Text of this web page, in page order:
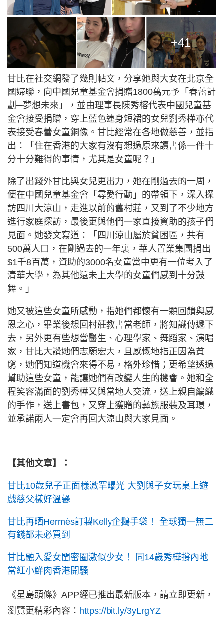
+41
甘比在社交網發了幾則帖文，分享她與大女在北京全
國婦聯，向中國兒童基金會捐贈1800萬元予「春蕾計
劃─夢想未來」，並由理事長陳秀榕代表中國兒童基
金會接受捐贈，穿上藍色連身短裙的女兒劉秀樺亦代
表接受春蕾女童銅像。甘比經常在各地做慈善，並指
出：「住在香港的大家有沒有想過原來讀書係一件十
分十分難得的事情，尤其是女童呢？」
除了出錢外甘比與女兒更出力，她在剛過去的一周，
便在中國兒童基金會「尋愛行動」的帶領下，深入探
訪四川大涼山，走進以前的舊村莊，又到了不少地方
進行家庭探訪，最後更與他們一家直接資助的孩子們
見面。她發文寫道：「四川涼山屬於貧困區，共有
500萬人口，在剛過去的一年裏，華人置業集團捐出
$1千8百萬，資助的3000名女童當中更有一位考入了
清華大學，為其他還未上大學的女童們感到十分鼓
舞。」
她又被這些女童所感動，指她們都懷有一顆回饋與感
恩之心，畢業後想回村莊教書當老師，將知識傳遞下
去，另外更有些想當醫生、心理學家、舞蹈家、演唱
家，甘比大讚她們志願宏大，且感慨地指正因為貧
窮，她們知道機會來得不易，格外珍惜；更希望透過
幫助這些女童，能讓她們有改變人生的機會。她和全
程笑容滿面的劉秀樺又與當地人交流，送上親自編織
的手作，送上書包，又穿上獲贈的彝族服裝及耳環，
並承諾兩人一定會再回大涼山與大家見面。
【其他文章】：
甘比10歲兒子正面樣激罕曝光 大劉與子女玩桌上遊
戲慈父樣好溫馨
甘比再晒Hermès訂製Kelly企鵝手袋！ 全球獨一無二
有錢都未必買到
甘比融入愛女閨密圈激似少女！ 同14歲秀樺撐內地
當紅小鮮肉香港開騷
《星島頭條》APP經已推出最新版本，請立即更新，
瀏覽更精彩內容： https://bit.ly/3yLrgYZ